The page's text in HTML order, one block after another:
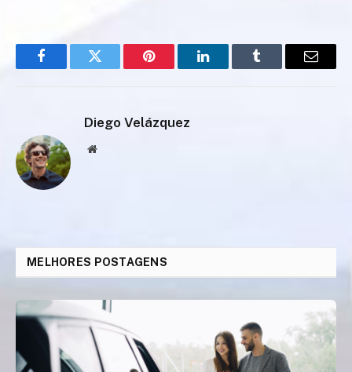
FacebookTwitter Pinterest LinkedInTumblr Email
Diego Velázquez
Website
MELHORES POSTAGENS